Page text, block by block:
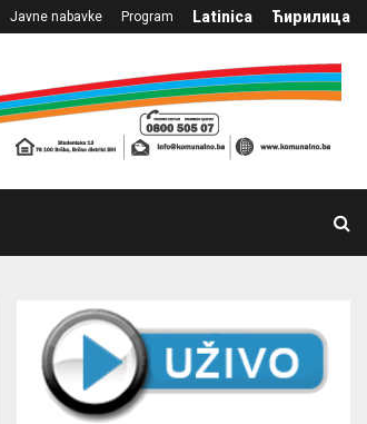
Javne nabavke Program Latinica Ћирилица